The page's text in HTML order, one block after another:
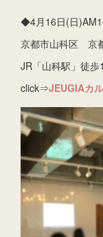
◆4月16日(日
京都市山科区 京
JR「山科駅」徒
click⇒JEUGIAカ